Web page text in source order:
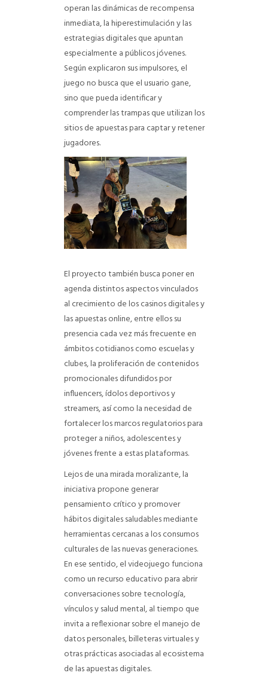
operan las dinámicas de recompensa
inmediata, la hiperestimulación y las
estrategias digitales que apuntan
especialmente a públicos jóvenes.
Según explicaron sus impulsores, el
juego no busca que el usuario gane,
sino que pueda identificar y
comprender las trampas que utilizan los
sitios de apuestas para captar y retener
jugadores.
El proyecto también busca poner en
agenda distintos aspectos vinculados
al crecimiento de los casinos digitales y
las apuestas online, entre ellos su
presencia cada vez más frecuente en
ámbitos cotidianos como escuelas y
clubes, la proliferación de contenidos
promocionales difundidos por
influencers, ídolos deportivos y
streamers, así como la necesidad de
fortalecer los marcos regulatorios para
proteger a niños, adolescentes y
jóvenes frente a estas plataformas.
Lejos de una mirada moralizante, la
iniciativa propone generar
pensamiento crítico y promover
hábitos digitales saludables mediante
herramientas cercanas a los consumos
culturales de las nuevas generaciones.
En ese sentido, el videojuego funciona
como un recurso educativo para abrir
conversaciones sobre tecnología,
vínculos y salud mental, al tiempo que
invita a reflexionar sobre el manejo de
datos personales, billeteras virtuales y
otras prácticas asociadas al ecosistema
de las apuestas digitales.